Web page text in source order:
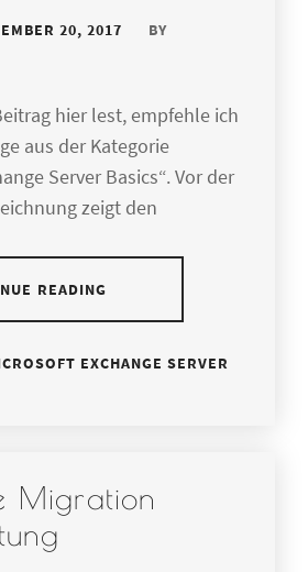
20, 2017
BY
hier lest, empfehle ich
aus der Kategorie
Server Basics“. Vor der
zeigt den
READING
EXCHANGE SERVER
Migration